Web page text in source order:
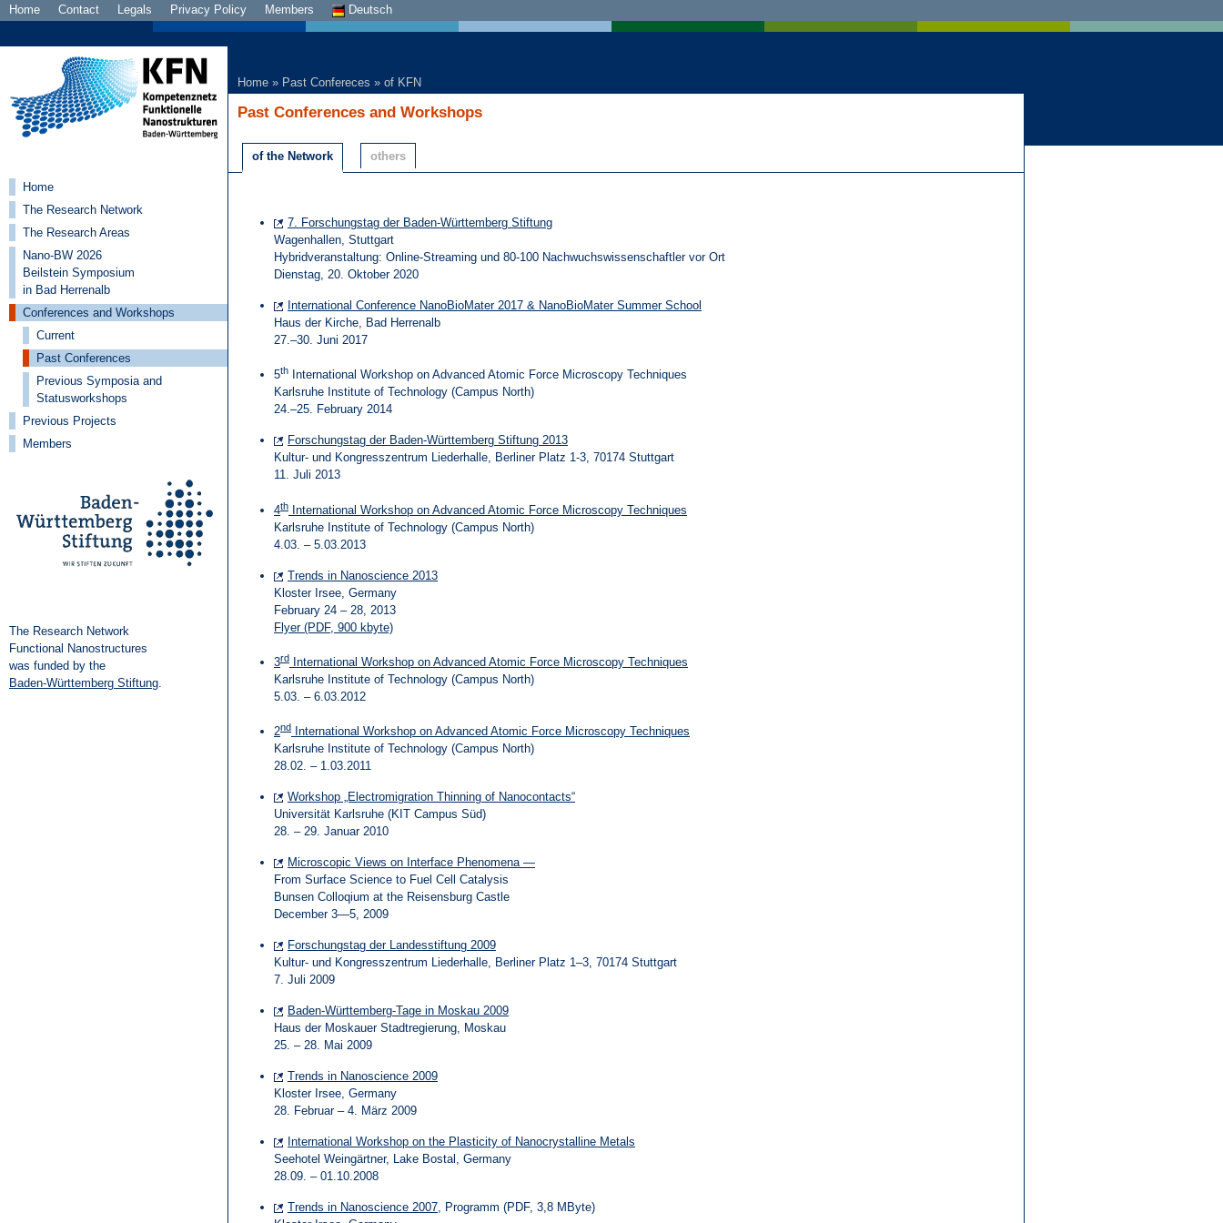
Home Contact Legals Privacy Policy Members Deutsch
Home
The Research Network
The Research Areas
Nano-BW 2026
Beilstein Symposium
in Bad Herrenalb
Conferences and Workshops
Current
Past Conferences
Previous Symposia and
Statusworkshops
Previous Projects
Members
The Research Network
Functional Nanostructures
was funded by the
Baden-Württemberg Stiftung.
Home » Past Confereces » of KFN
Past Conferences and Workshops
of the Network others
7. Forschungstag der Baden-Württemberg Stiftung
Wagenhallen, Stuttgart
Hybridveranstaltung: Online-Streaming und 80-100 Nachwuchswissenschaftler vor Ort
Dienstag, 20. Oktober 2020
International Conference NanoBioMater 2017 & NanoBioMater Summer School
Haus der Kirche, Bad Herrenalb
27.–30. Juni 2017
5th
International Workshop on Advanced Atomic Force Microscopy Techniques
Karlsruhe Institute of Technology (Campus North)
24.–25. February 2014
Forschungstag der Baden-Württemberg Stiftung 2013
Kultur- und Kongresszentrum Liederhalle, Berliner Platz 1-3, 70174 Stuttgart
11. Juli 2013
4th International Workshop on Advanced Atomic Force Microscopy Techniques
Karlsruhe Institute of Technology (Campus North)
4.03. – 5.03.2013
Trends in Nanoscience 2013
Kloster Irsee, Germany
February 24 – 28, 2013
Flyer (PDF, 900 kbyte)
3rd
International Workshop on Advanced Atomic Force Microscopy Techniques
Karlsruhe Institute of Technology (Campus North)
5.03. – 6.03.2012
2nd
International Workshop on Advanced Atomic Force Microscopy Techniques
Karlsruhe Institute of Technology (Campus North)
28.02. – 1.03.2011
Workshop „Electromigration Thinning of Nanocontacts“
Universität Karlsruhe (KIT Campus Süd)
28. – 29. Januar 2010
Microscopic Views on Interface Phenomena —
From Surface Science to Fuel Cell Catalysis
Bunsen Colloqium at the Reisensburg Castle
December 3—5, 2009
Forschungstag der Landesstiftung 2009
Kultur- und Kongresszentrum Liederhalle, Berliner Platz 1–3, 70174 Stuttgart
7. Juli 2009
Baden-Württemberg-Tage in Moskau 2009
Haus der Moskauer Stadtregierung, Moskau
25. – 28. Mai 2009
Trends in Nanoscience 2009
Kloster Irsee, Germany
28. Februar – 4. März 2009
International Workshop on the Plasticity of Nanocrystalline Metals
Seehotel Weingärtner, Lake Bostal, Germany
28.09. – 01.10.2008
Trends in Nanoscience 2007, Programm (PDF, 3,8 MByte)